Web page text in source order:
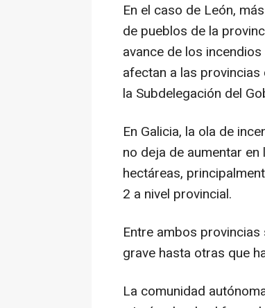
En el caso de León,
de pueblos de la
avance de los
afectan a las
la Subdelegación del
En Galicia, la ola de
no deja de aumentar
hectáreas,
2 a nivel provincial.
Entre ambos
grave hasta otras que
La comunidad